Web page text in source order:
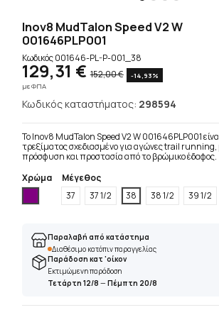
Inov8 MudTalon Speed V2 W
001646PLP001
Κωδικός001646-PL-P-001_38
129,31 € 152,00 €
-14,93%
με ΦΠΑ
Κωδικός καταστήματος: 298594
Το Inov8 MudTalon Speed V2 W 001646PLP001
τρεξίματος σχεδιασμένο για αγώνες trail running,
πρόσφυση και προστασία από το βρώμικο έδαφος.
Χρώμα
Μέγεθος
37
37 1/2 38 38 1/2 39 1/2
Παραλαβή από κατάστημα
Διαθέσιμο κατόπιν παραγγελίας
Παράδοση κατ 'οίκον
Εκτιμώμενη παράδοση
Τετάρτη 12/8 —Πέμπτη 20/8